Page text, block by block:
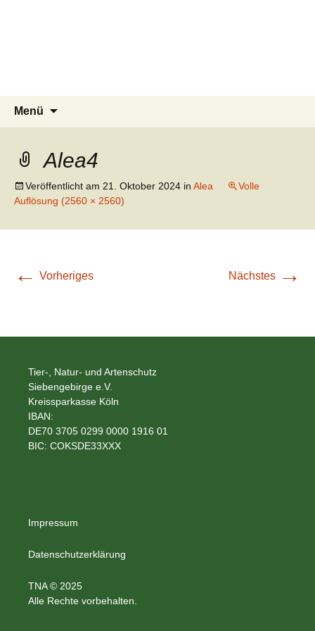
Tier Natur und Artenschutz
Siebengebirge e.V.
Tierschutzverein seit 1985 im
Siebengebirge – Orscheider
Menü
Alea4
Veröffentlicht am 21. Oktober 2024 in Alea
Volle
Auflösung (2560 × 2560)
← Vorheriges Nächstes →
Tier-, Natur- und Artenschutz
Siebengebirge e.V.
Kreissparkasse Köln
IBAN:
DE70 3705 0299 0000 1916 01
BIC: COKSDE33XXX
Impressum
Datenschutzerklärung
TNA © 2025
Alle Rechte vorbehalten.